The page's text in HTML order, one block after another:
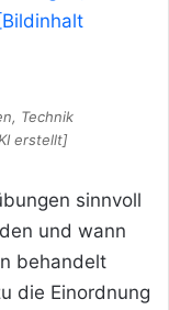
Technik
erstellt]
sinnvoll
und wann
behandelt
die Einordnung